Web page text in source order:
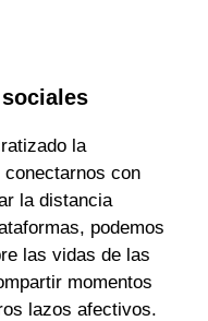
la
con
la distancia
podemos
las vidas de las
momentos
lazos afectivos.